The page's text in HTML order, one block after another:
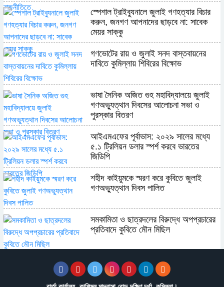
স্পেশাল ট্রাইব্যুনালে জুলাই গণহত্যার বিচার
করুন, জনগণ আপনাদের ছাড়বে না: সাবেক
মেয়র সাক্কু
গণভোটের রায় ও জুলাই সনদ বাস্তবায়নের
দাবিতে কুমিল্লায় শিবিরের বিক্ষোভ
ভাষা সৈনিক অজিত গুহ মহাবিদ্যালয়ে জুলাই
গণঅভ্যুত্থান দিবসের আলোচনা সভা ও
পুরস্কার বিতরণ
​আইএমএফের পূর্বাভাস: ২০২৯ সালের মধ্যে
৫.১ ট্রিলিয়ন ডলার স্পর্শ করবে ভারতের
জিডিপি
শহীদ কাইয়ুমকে স্মরণ করে কুবিতে জুলাই
গণঅভ্যুত্থান দিবস পালিত
সমকামিতা ও ছাত্রদলের বিরুদ্ধে অপপ্রচারের
প্রতিবাদে কুবিতে মৌন মিছিল
অন্যের অধিকার নিয়ে সোচ্চার, নিজের ঘরে নীরব
পাকিস্তান